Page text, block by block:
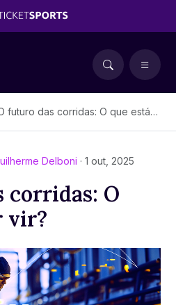
futuro das corridas: O que está por vir?
Delboni · 1 out, 2025
corridas: O
vir?